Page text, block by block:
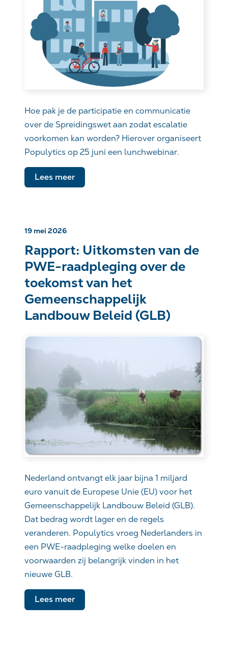
Hoe pak je de participatie en communicatie
over de Spreidingswet aan zodat escalatie
voorkomen kan worden? Hierover organiseert
Populytics op 25 juni een lunchwebinar.
Lees meer
19 mei 2026
Rapport: Uitkomsten van de
PWE-raadpleging over de
toekomst van het
Gemeenschappelijk
Landbouw Beleid (GLB)
Nederland ontvangt elk jaar bijna 1 miljard
euro vanuit de Europese Unie (EU) voor het
Gemeenschappelijk Landbouw Beleid (GLB).
Dat bedrag wordt lager en de regels
veranderen. Populytics vroeg Nederlanders in
een PWE-raadpleging welke doelen en
voorwaarden zij belangrijk vinden in het
nieuwe GLB.
Lees meer